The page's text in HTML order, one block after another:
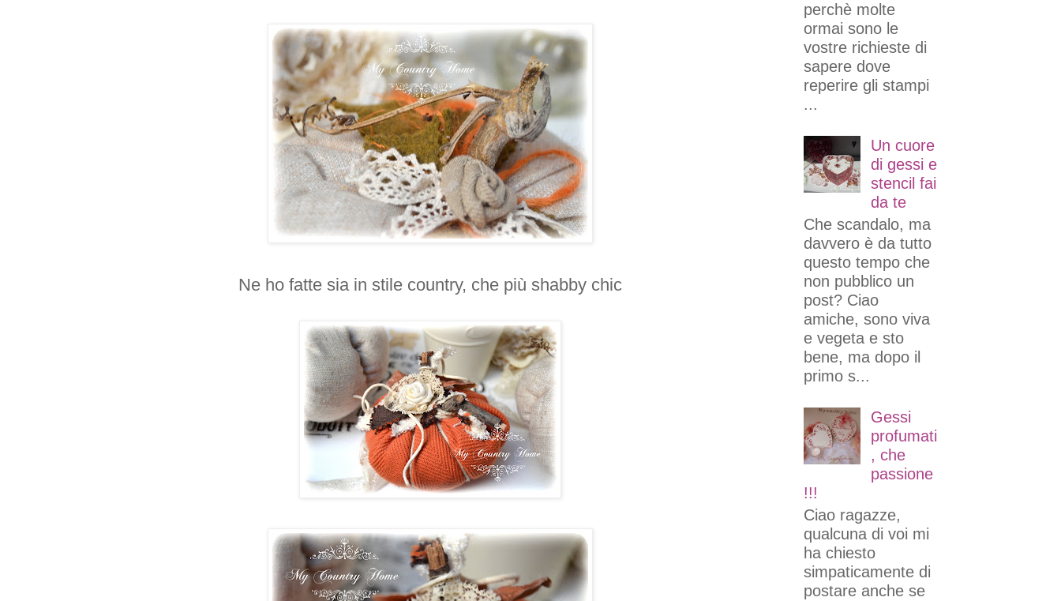
Ne ho fatte sia in stile country, che più shabby chic
perchè molte
ormai sono le
vostre richieste di
sapere dove
reperire gli stampi
...
Un cuore
di gessi e
stencil fai
da te
Che scandalo, ma
davvero è da tutto
questo tempo che
non pubblico un
post? Ciao
amiche, sono viva
e vegeta e sto
bene, ma dopo il
primo s...
Gessi
profumati
, che
passione
!!!
Ciao ragazze,
qualcuna di voi mi
ha chiesto
simpaticamente di
postare anche se